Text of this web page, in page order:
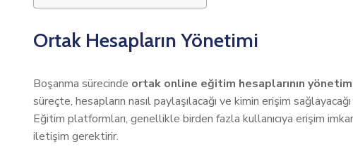
Ortak Hesapların Yönetimi
Boşanma sürecinde ortak online eğitim hesaplarının
süreçte, hesapların nasıl paylaşılacağı ve kimin erişim
Eğitim platformları, genellikle birden fazla kullanıcıya erişim
iletişim gerektirir.